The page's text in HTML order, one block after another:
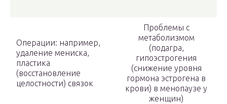
Операции: например,
удаление мениска,
пластика
(восстановление
целостности) связок
Проблемы с
метаболизмом
(подагра,
гипоэстрогения
(снижение уровня
гормона эстрогена в
крови) в менопаузе у
женщин)